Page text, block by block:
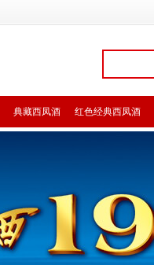
典藏西凤酒 红色经典西凤酒